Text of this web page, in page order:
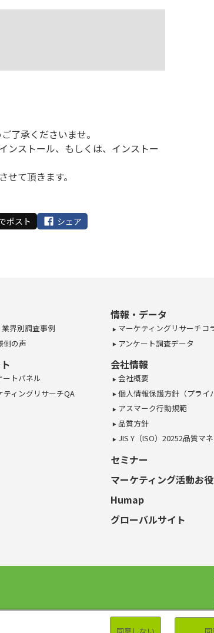
了承くださいませ。
ンストール、もしくは、インストー
て頂きます。
ポスト シェア
界別調査事例
側の声
トパネル
ィングリサーチQA
情報・データ
マーケティングリサーチコ
アンケート調査データ
会社情報
会社概要
個人情報保護方針（プライ
アスマーク行動規範
品質方針
JIS Y（ISO）20252品質マ
セミナー
マーケティング活動お
Humap
グローバルサイト